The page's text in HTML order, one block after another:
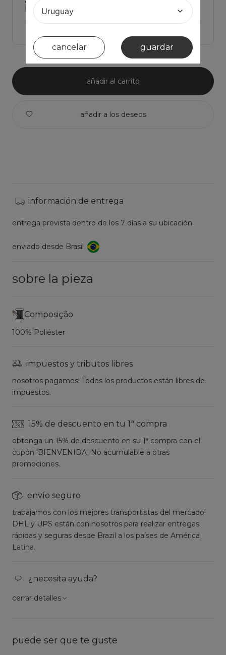
cancelar guardar
Haz click para ver Las medidas de la prenda y comparar con la tuya
ver medidas de la prenda >
añadir al carrito
información de entrega
entrega prevista dentro de los 7 días a su ubicación.
enviado desde Brasil
sobre la pieza
Composição
100% Poliéster
impuestos y tributos libres
nosotros pagamos! Todos los productos están libres de
impuestos.
15% de descuento en tu 1ª compra
obtenga un 15% de descuento en su 1ª compra con el
cupón 'BIENVENIDA'. No acumulable a otras
promociones.
envío seguro
trabajamos con los mejores transportistas del mercado!
DHL y UPS están con nosotros para realizar entregas
rápidas y seguras desde Brazil a los países de América
Latina.
¿necesita ayuda?
cerrar detalles
puede ser que te guste